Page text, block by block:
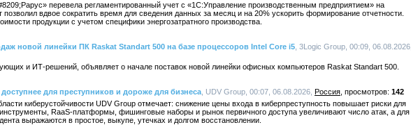
перевела регламентированный учет с «1С:Управление производственным предприятием» на
вдвое сократить время для сведения данных за месяц и на 20% ускорить формирование отчетности.
продукции с учетом специфики энергозатратного производства.
новой линейки ПК Raskat Standart 500 на базе процессоров Intel Core i5 , 3Logic Group, 00:09, 06.08.2026,
и ИТ-решений, объявляет о начале поставок новой линейки офисных компьютеров Raskat Standart 500.
для преступников и дороже для бизнеса , UDV Group, 00:07, 06.08.2026, Россия
142
киберустойчивости UDV Group отмечает: снижение цены входа в киберпреступность повышает риски для
RaaS-платформы, фишинговые наборы и рынок первичного доступа увеличивают число атак, а для
выражаются в простое, выкупе, утечках и долгом восстановлении.